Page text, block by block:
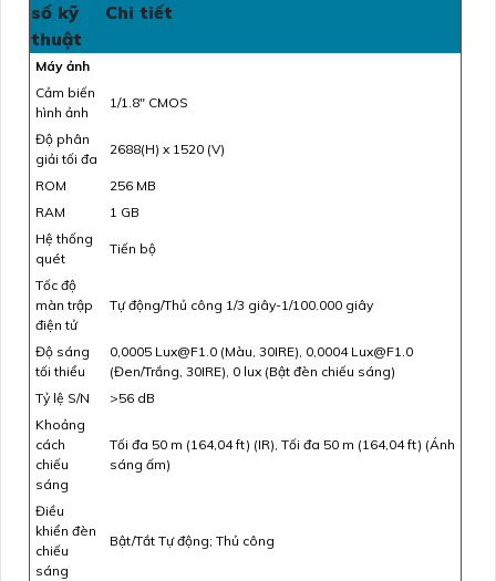
số kỹ
thuật
Chi tiết
Máy ảnh
Cảm biến
hình ảnh
1/1.8" CMOS
Độ phân
giải tối đa
2688(H) x 1520 (V)
ROM
256 MB
RAM
1 GB
Hệ thống
quét
Tiến bộ
Tốc độ
màn trập
điện tử
Tự động/Thủ công 1/3 giây-1/100.000 giây
Độ sáng
tối thiểu
0,0005 Lux@F1.0 (Màu, 30IRE), 0,0004 Lux@F1.0
(Đen/Trắng, 30IRE), 0 lux (Bật đèn chiếu sáng)
Tỷ lệ S/N
>56 dB
Khoảng
cách
chiếu
sáng
Tối đa 50 m (164,04 ft) (IR), Tối đa 50 m (164,04 ft) (Ánh
sáng ấm)
Điều
khiển đèn
chiếu
sáng
Bật/Tắt Tự động; Thủ công